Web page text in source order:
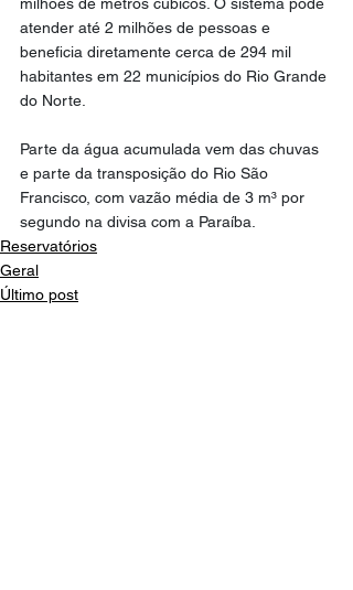
atender até 2 milhões de pessoas e
beneficia diretamente cerca de 294 mil
habitantes em 22 municípios do Rio Grande
do Norte.
Parte da água acumulada vem das chuvas
e parte da transposição do Rio São
Francisco, com vazão média de 3 m³ por
segundo na divisa com a Paraíba.
Reservatórios
Geral
Último post